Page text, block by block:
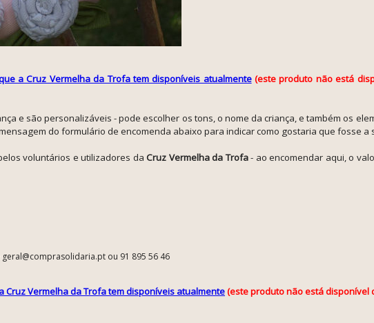
a Cruz Vermelha da Trofa tem disponíveis atualmente(este produto não está
e são personalizáveis - pode escolher os tons, o nome da criança, e também os
do formulário de encomenda abaixo para indicar como gostaria que fosse a
voluntários e utilizadores daCruz Vermelha da Trofa- ao encomendar aqui, o
ou 91 895 56 46
Vermelha da Trofa tem disponíveis atualmente(este produto não está disponível